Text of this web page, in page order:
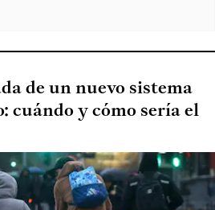
de un nuevo sistema
cuándo y cómo sería el